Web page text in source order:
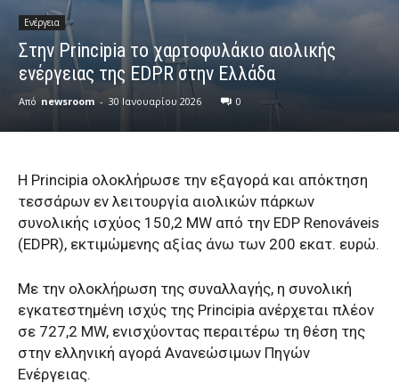
Ενέργεια
Στην Principia το χαρτοφυλάκιο αιολικής
ενέργειας της EDPR στην Ελλάδα
Από newsroom - 30 Ιανουαρίου 2026 0
Η Principia ολοκλήρωσε την εξαγορά και απόκτηση
τεσσάρων εν λειτουργία αιολικών πάρκων
συνολικής ισχύος 150,2 MW από την EDP Renováveis
(EDPR), εκτιμώμενης αξίας άνω των 200 εκατ. ευρώ.
Με την ολοκλήρωση της συναλλαγής, η συνολική
εγκατεστημένη ισχύς της Principia ανέρχεται πλέον
σε 727,2 MW, ενισχύοντας περαιτέρω τη θέση της
στην ελληνική αγορά Ανανεώσιμων Πηγών
Ενέργειας.